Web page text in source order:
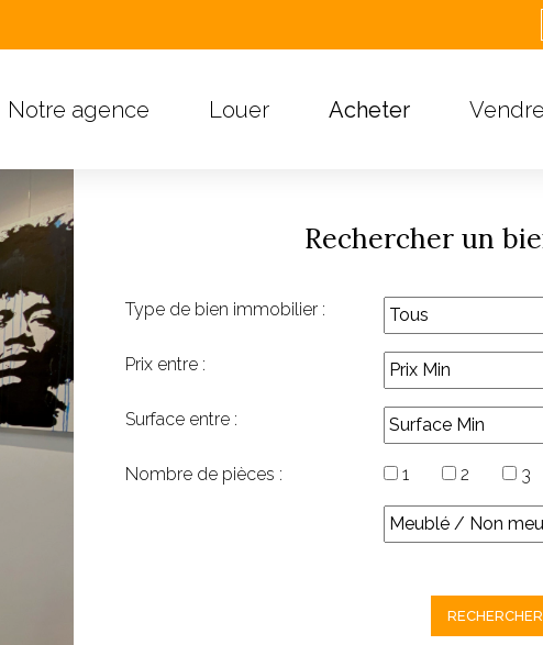
Notre agence Louer Acheter Vendre
Rechercher un
Type de bien immobilier :
Prix entre :
Surface entre :
Nombre de pièces : 1 2 3